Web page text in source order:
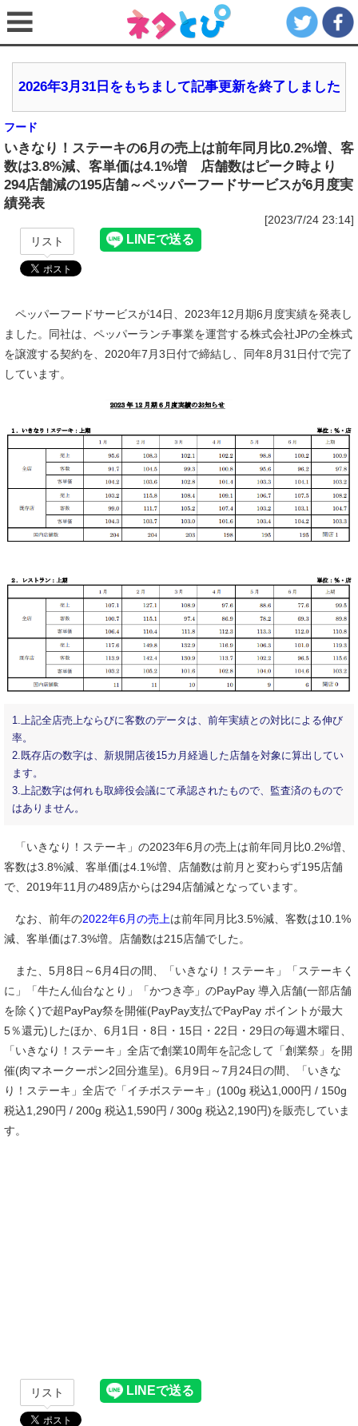
2026年3月31日をもちまして記事更新を終了しました
フード
いきなり！ステーキの6月の売上は前年同月比0.2%増、客
数は3.8%減、客単価は4.1%増 店舗数はピーク時より
294店舗減の195店舗～ペッパーフードサービスが6月度実
績発表
[2023/7/24 23:14]
リスト
ペッパーフードサービスが14日、2023年12月期6月度実績を発表し
ました。同社は、ペッパーランチ事業を運営する株式会社JPの全株式
を譲渡する契約を、2020年7月3日付で締結し、同年8月31日付で完了
しています。
1.上記全店売上ならびに客数のデータは、前年実績との対比による伸び
率。
2.既存店の数字は、新規開店後15カ月経過した店舗を対象に算出してい
ます。
3.上記数字は何れも取締役会議にて承認されたもので、監査済のもので
はありません。
「いきなり！ステーキ」の2023年6月の売上は前年同月比0.2%増、
客数は3.8%減、客単価は4.1%増、店舗数は前月と変わらず195店舗
で、2019年11月の489店からは294店舗減となっています。
なお、前年の2022年6月の売上は前年同月比3.5%減、客数は10.1%
減、客単価は7.3%増。店舗数は215店舗でした。
また、5月8日～6月4日の間、「いきなり！ステーキ」「ステーキく
に」「牛たん仙台なとり」「かつき亭」のPayPay 導入店舗(一部店舗
を除く)で超PayPay祭を開催(PayPay支払でPayPay ポイントが最大
5％還元)したほか、6月1日・8日・15日・22日・29日の毎週木曜日、
「いきなり！ステーキ」全店で創業10周年を記念して「創業祭」を開
催(肉マネークーポン2回分進呈)。6月9日～7月24日の間、「いきな
り！ステーキ」全店で「イチボステーキ」(100g 税込1,000円 / 150g
税込1,290円 / 200g 税込1,590円 / 300g 税込2,190円)を販売していま
す。
リスト